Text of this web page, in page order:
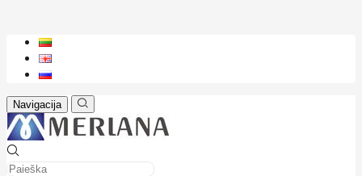
Navigacija